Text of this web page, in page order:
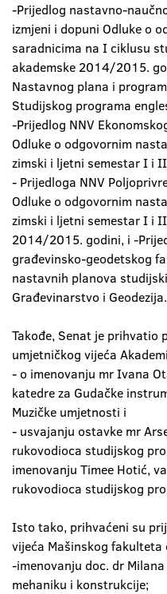
-Prijedlog nastavno-
izmjeni i dopuni Odluke o
saradnicima na I ciklusu
akademske 2014/2015.
Nastavnog plana i
Studijskog programa
-Prijedlog NNV
Odluke o odgovornim
zimski i ljetni semestar I i
- Prijedloga NNV
Odluke o odgovornim
zimski i ljetni semestar I i
2014/2015. godini, i -
građevinsko-geodetskog
nastavnih planova
Građevinarstvo i Geodezija.
Takođe, Senat je prihvatio
umjetničkog vijeća
- o imenovanju mr Ivana
katedre za Gudačke
Muzičke umjetnosti i
- usvajanju ostavke mr
rukovodioca studijskog
imenovanju Timee Hotić,
rukovodioca studijskog
Isto tako, prihvaćeni su
vijeća Mašinskog fakulteta
-imenovanju doc. dr
mehaniku i konstrukcije;